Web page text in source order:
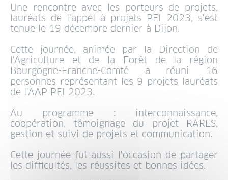
Une rencontre avec les porteurs de projets,
lauréats de l'appel à projets PEI 2023, s'est
tenue le 19 décembre dernier à Dijon.
Cette journée, animée par la Direction de
l'Agriculture et de la Forêt de la région
Bourgogne-Franche-Comté a réuni 16
personnes représentant les 9 projets lauréats
de l'AAP PEI 2023.
Au programme : interconnaissance,
coopération, témoignage du projet RARES,
gestion et suivi de projets et communication.
Cette journée fut aussi l'occasion de partager
les difficultés, les réussites et bonnes idées.